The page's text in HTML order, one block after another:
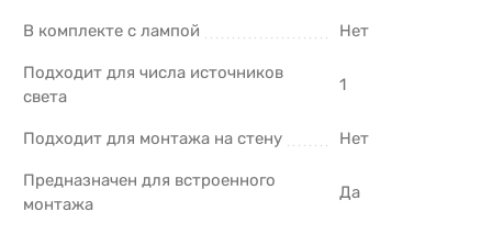
В комплекте с лампой Нет
Подходит для числа источников
света
1
Подходит для монтажа на стену Нет
Предназначен для встроенного
монтажа
Да